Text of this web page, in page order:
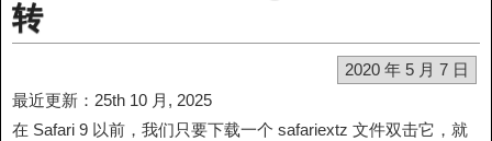
转
2020 年 5 月 7 日
最近更新：25th 10 月, 2025
在 Safari 9 以前，我们只要下载一个 safariextz 文件双击它，就